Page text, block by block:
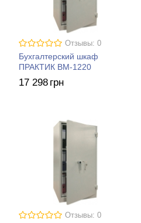
Отзывы: 0
Бухгалтерский шкаф
ПРАКТИК BM-1220
17 298 грн
Отзывы: 0